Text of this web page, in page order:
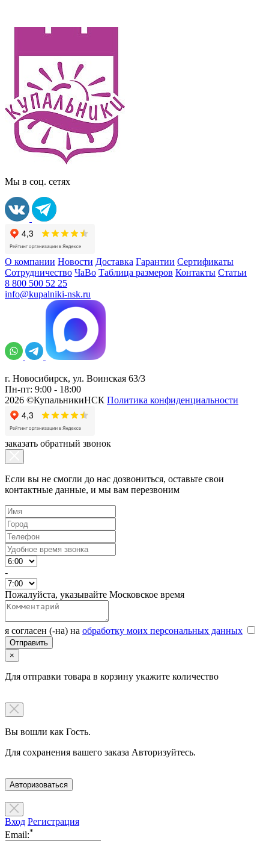
Мы в соц. сетях
О компании Новости Доставка Гарантии Сертификаты
Сотрудничество ЧаВо Таблица размеров Контакты Статьи
8 800 500 52 25
info@kupalniki-nsk.ru
г. Новосибирск, ул. Воинская 63/3
Пн-пт: 9:00 - 18:00
2026 ©КупальникиНСК Политика конфиденциальности
заказать обратный звонок
Если вы не смогли до нас дозвониться, оставьте свои
контактные данные, и мы вам перезвоним
-
Пожалуйста, указывайте Московское время
я согласен (-на) на обработку моих персональных данных
×
Для отправки товара в корзину укажите количество
Вы вошли как Гость.
Для сохранения вашего заказа Авторизуйтесь.
Авторизоваться
Вход Регистрация
Email:*